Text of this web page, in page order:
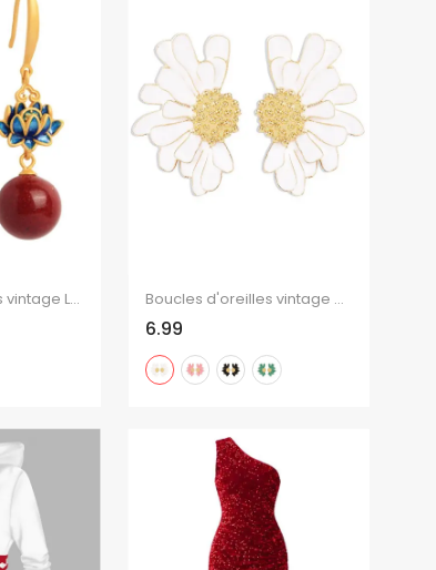
Boucles d'oreilles vintage Lotus Floral Cercle Rétro Pendantes Boucles d'oreilles vintage élégantes en forme de fleur
6.99